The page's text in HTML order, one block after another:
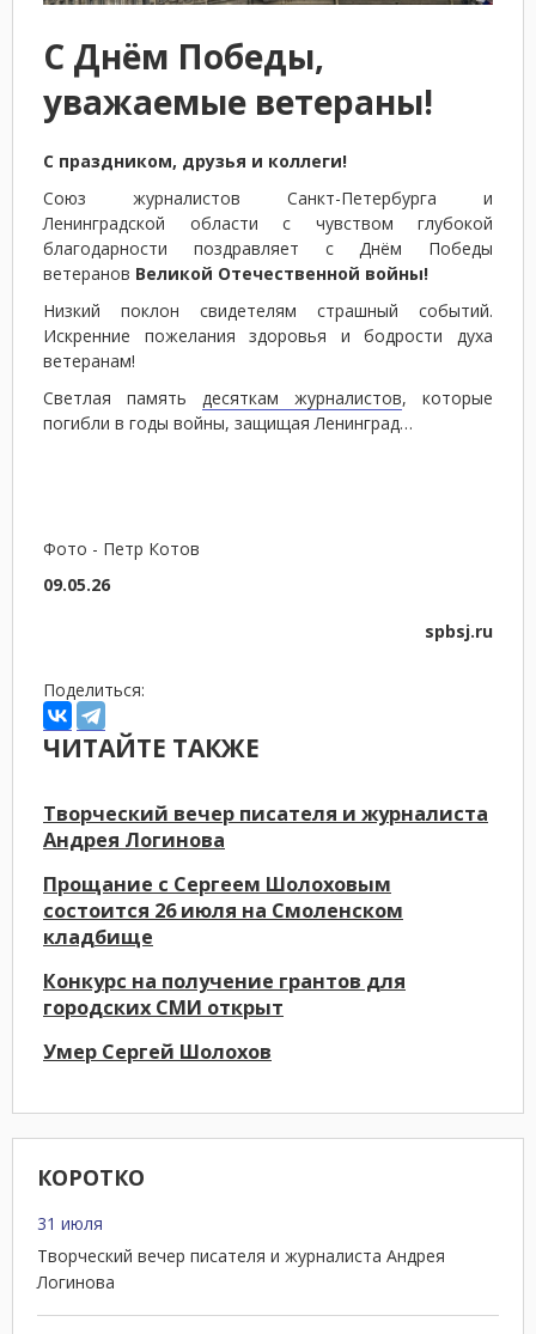
КОРОТКО
31 июля
Творческий вечер писателя и журналиста Андрея
Логинова
С Днём Победы,
уважаемые ветераны!
С праздником, друзья и коллеги!
Союз журналистов Санкт-Петербурга и
Ленинградской области с чувством глубокой
благодарности поздравляет с Днём Победы
ветеранов Великой Отечественной войны!
Низкий поклон свидетелям страшный событий.
Искренние пожелания здоровья и бодрости духа
ветеранам!
Светлая память десяткам журналистов, которые
погибли в годы войны, защищая Ленинград…
Фото - Петр Котов
09.05.26
spbsj.ru
Поделиться:
ЧИТАЙТЕ ТАКЖЕ
Творческий вечер писателя и журналиста
Андрея Логинова
Прощание с Сергеем Шолоховым
состоится 26 июля на Смоленском
кладбище
Конкурс на получение грантов для
городских СМИ открыт
Умер Сергей Шолохов